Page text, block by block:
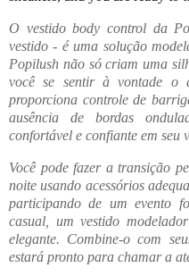
O vestido body control da
vestido - é uma solução
Popilush não só criam uma
você se sentir à vontade o
proporciona controle de
ausência de bordas
confortável e confiante em seu
Você pode fazer a transição
noite usando acessórios
participando de um evento
casual, um vestido
elegante. Combine-o com
estará pronto para chamar a